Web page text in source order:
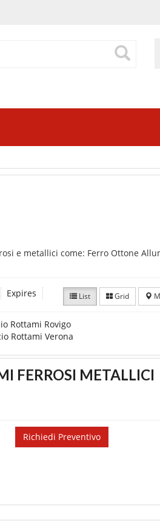
e metallici come: Ferro Ottone
Expires List Grid
Rottami Rovigo
Rottami Verona
FERROSI METALLICI
Richiedi Preventivo